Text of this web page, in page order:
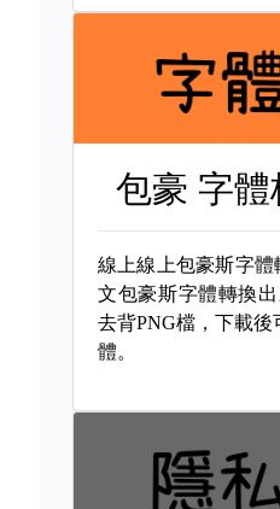
包豪 字體
線上線上包豪斯字
文包豪斯字體轉換
去背PNG檔，下載後
體。